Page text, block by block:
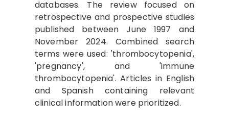
databases. The review focused on
retrospective and prospective studies
published between June 1997 and
November 2024. Combined search
terms were used: 'thrombocytopenia',
'pregnancy', and 'immune
thrombocytopenia'. Articles in English
and Spanish containing relevant
clinical information were prioritized.